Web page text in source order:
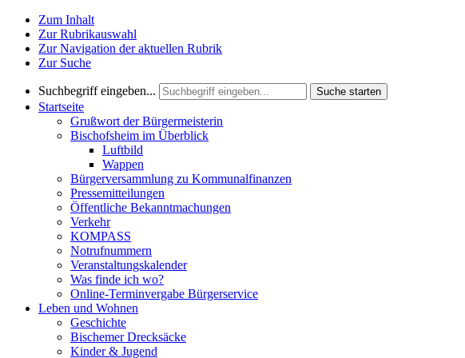
Zum Inhalt
Zur Rubrikauswahl
Zur Navigation der aktuellen Rubrik
Zur Suche
Suchbegriff eingeben... Suche starten
Startseite
Grußwort der Bürgermeisterin
Bischofsheim im Überblick
Luftbild
Wappen
Bürgerversammlung zu Kommunalfinanzen
Pressemitteilungen
Öffentliche Bekanntmachungen
Verkehr
KOMPASS
Notrufnummern
Veranstaltungskalender
Was finde ich wo?
Online-Terminvergabe Bürgerservice
Leben und Wohnen
Geschichte
Bischemer Drecksäcke
Kinder & Jugend